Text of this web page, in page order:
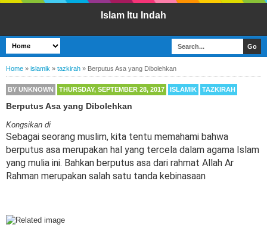
Islam Itu Indah
Home » islamik » tazkirah » Berputus Asa yang Dibolehkan
BY UNKNOWN THURSDAY, SEPTEMBER 28, 2017 ISLAMIK TAZKIRAH
Berputus Asa yang Dibolehkan
Kongsikan di
Sebagai seorang muslim, kita tentu memahami bahwa
berputus asa merupakan hal yang tercela dalam agama Islam
yang mulia ini. Bahkan berputus asa dari rahmat Allah Ar
Rahman merupakan salah satu tanda kebinasaan